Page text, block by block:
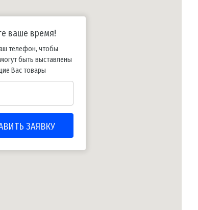
ваше время!
телефон, чтобы
быть выставлены
Вас товары